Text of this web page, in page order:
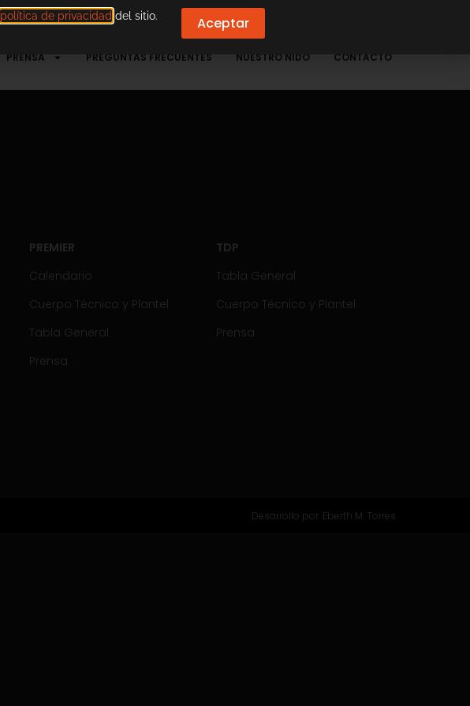
PRENSA PREGUNTAS FRECUENTES NUESTRO NIDO CONTACTO
PREMIER
Calendario
Cuerpo Técnico y Plantel
Tabla General
Prensa
TDP
Tabla General
Cuerpo Técnico y Plantel
Prensa
Desarrollo por: Eberth M. Torres
política de privacidad del sitio. Aceptar